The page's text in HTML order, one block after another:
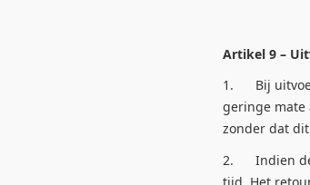
Artikel 9 –
1. Bij
geringe mate
zonder dat
2. Indien de